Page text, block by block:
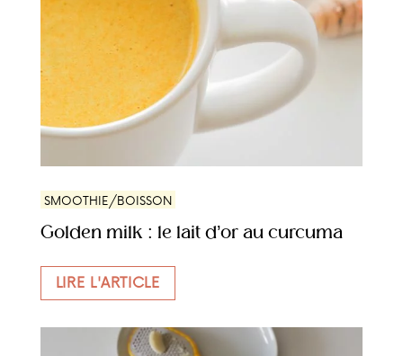
SMOOTHIE/BOISSON
Golden milk : le lait d’or au curcuma
LIRE L'ARTICLE